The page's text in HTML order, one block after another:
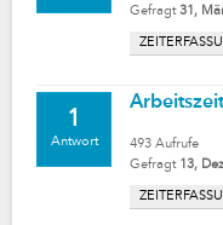
Gefragt 31,
1
Antwort 493 Aufrufe
Gefragt 13,